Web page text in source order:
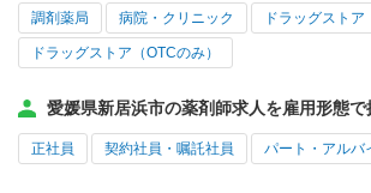
調剤薬局 病院・クリニック ドラッグストア
ドラッグストア（OTCのみ）
愛媛県新居浜市の薬剤師求人を雇用形態で
正社員 契約社員・嘱託社員 パート・アルバ